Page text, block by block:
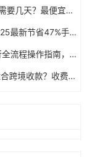
PayPal提现到国内银行卡需要几天？最便宜的方法公布
PayPal费率怎么降低？2025最新节省47%手续费方案
WorldFirst提现到国内银行全流程操作指南，卖家必读完整攻略
Flywire与PayPal哪家更适合跨境收款？收费到账体验全面评测